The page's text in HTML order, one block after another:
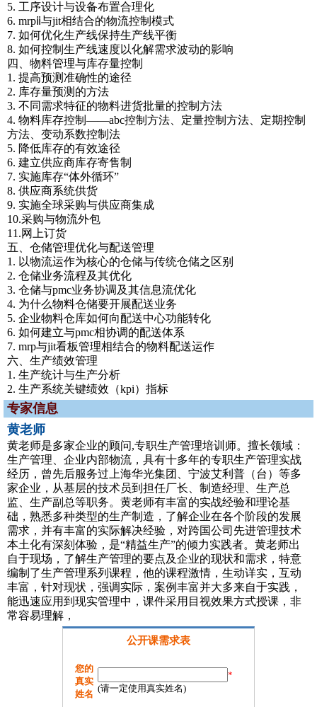
5. 工序设计与设备布置合理化
6. mrpⅱ与jit相结合的物流控制模式
7. 如何优化生产线保持生产线平衡
8. 如何控制生产线速度以化解需求波动的影响
四、物料管理与库存量控制
1. 提高预测准确性的途径
2. 库存量预测的方法
3. 不同需求特征的物料进货批量的控制方法
4. 物料库存控制——abc控制方法、定量控制方法、定期控制
方法、变动系数控制法
5. 降低库存的有效途径
6. 建立供应商库存寄售制
7. 实施库存“体外循环”
8. 供应商系统供货
9. 实施全球采购与供应商集成
10.采购与物流外包
11.网上订货
五、仓储管理优化与配送管理
1. 以物流运作为核心的仓储与传统仓储之区别
2. 仓储业务流程及其优化
3. 仓储与pmc业务协调及其信息流优化
4. 为什么物料仓储要开展配送业务
5. 企业物料仓库如何向配送中心功能转化
6. 如何建立与pmc相协调的配送体系
7. mrp与jit看板管理相结合的物料配送运作
六、生产绩效管理
1. 生产统计与生产分析
2. 生产系统关键绩效（kpi）指标
专家信息
黄老师
黄老师是多家企业的顾问,专职生产管理培训师。擅长领域：
生产管理、企业内部物流，具有十多年的专职生产管理实战
经历，曾先后服务过上海华光集团、宁波艾利普（台）等多
家企业，从基层的技术员到担任厂长、制造经理、生产总
监、生产副总等职务。黄老师有丰富的实战经验和理论基
础，熟悉多种类型的生产制造，了解企业在各个阶段的发展
需求，并有丰富的实际解决经验，对跨国公司先进管理技术
本土化有深刻体验，是“精益生产”的倾力实践者。黄老师出
自于现场，了解生产管理的要点及企业的现状和需求，特意
编制了生产管理系列课程，他的课程激情，生动详实，互动
丰富，针对现状，强调实际，案例丰富并大多来自于实践，
能迅速应用到现实管理中，课件采用目视效果方式授课，非
常容易理解，
公开课需求表
您的
真实
姓名
*
(请一定使用真实姓名)